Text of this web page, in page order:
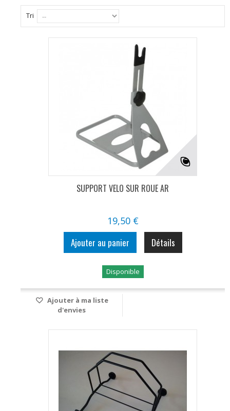
Tri
SUPPORT VELO SUR ROUE AR
19,50 €
Ajouter au panier Détails
Disponible
Ajouter à ma liste
d'envies